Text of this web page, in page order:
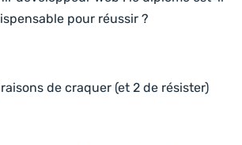
pour réussir ?
de craquer (et 2 de résister)